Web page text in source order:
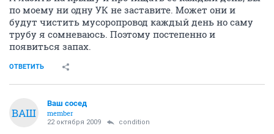
T
junior
22 октября 2009
Мусоропровод заканчивается выходом на крышу, куда воздух и тянет,
идти, не спорю! И когда сами жильцы забывают закрыть крышку тоже
запах пойдет. На крайний случай делается тамбур там где
мусоропровод с отдельной вентиляцией на улицу. Я же говорю было